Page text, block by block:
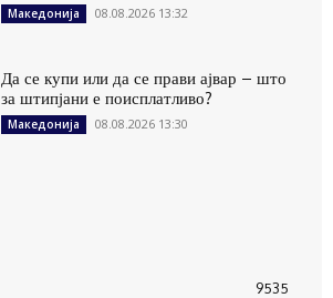
Македонија 08.08.2026 13:32
Да се купи или да се прави ајвар – што
за штипјани е поисплатливо?
Македонија 08.08.2026 13:30
9535